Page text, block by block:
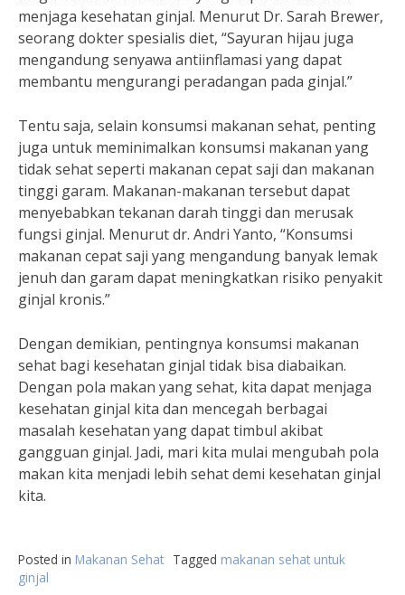
menjaga kesehatan ginjal. Menurut Dr. Sarah Brewer,
seorang dokter spesialis diet, “Sayuran hijau juga
mengandung senyawa antiinflamasi yang dapat
membantu mengurangi peradangan pada ginjal.”
Tentu saja, selain konsumsi makanan sehat, penting
juga untuk meminimalkan konsumsi makanan yang
tidak sehat seperti makanan cepat saji dan makanan
tinggi garam. Makanan-makanan tersebut dapat
menyebabkan tekanan darah tinggi dan merusak
fungsi ginjal. Menurut dr. Andri Yanto, “Konsumsi
makanan cepat saji yang mengandung banyak lemak
jenuh dan garam dapat meningkatkan risiko penyakit
ginjal kronis.”
Dengan demikian, pentingnya konsumsi makanan
sehat bagi kesehatan ginjal tidak bisa diabaikan.
Dengan pola makan yang sehat, kita dapat menjaga
kesehatan ginjal kita dan mencegah berbagai
masalah kesehatan yang dapat timbul akibat
gangguan ginjal. Jadi, mari kita mulai mengubah pola
makan kita menjadi lebih sehat demi kesehatan ginjal
kita.
Posted in Makanan Sehat Tagged makanan sehat untuk
ginjal